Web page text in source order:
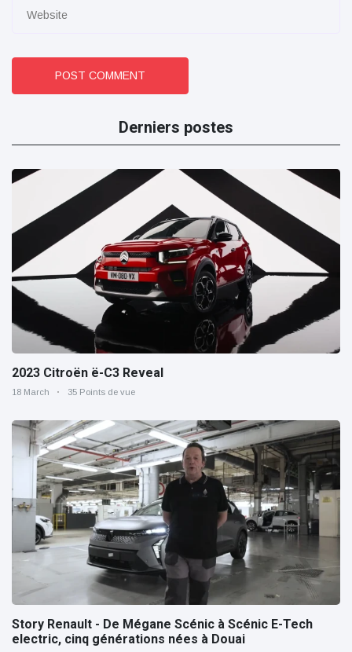
POST COMMENT
Derniers postes
2023 Citroën ë-C3 Reveal
18 March 35 Points de vue
Story Renault - De Mégane Scénic à Scénic E-Tech
electric, cinq générations nées à Douai